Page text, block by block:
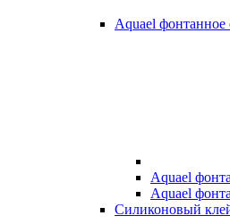
Aquael фонтанное
Aquael
Aquael
Силиконовый